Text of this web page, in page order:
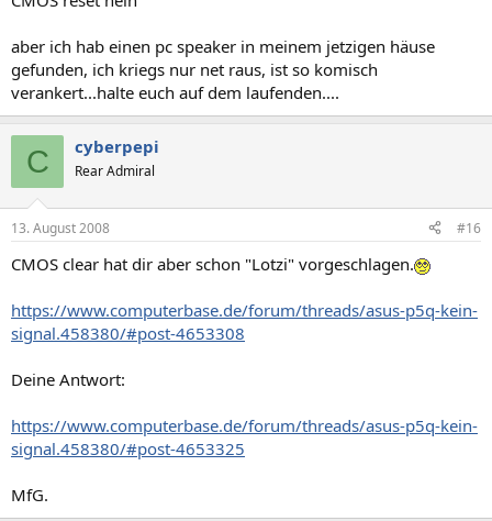
aber ich hab einen pc speaker in meinem jetzigen häuse
gefunden, ich kriegs nur net raus, ist so komisch
verankert...halte euch auf dem laufenden....
C cyberpepi
Rear Admiral
13. August 2008 #16
CMOS clear hat dir aber schon "Lotzi" vorgeschlagen.
https://www.computerbase.de/forum/threads/asus-p5q-kein-
signal.458380/#post-4653308
Deine Antwort:
https://www.computerbase.de/forum/threads/asus-p5q-kein-
signal.458380/#post-4653325
MfG.